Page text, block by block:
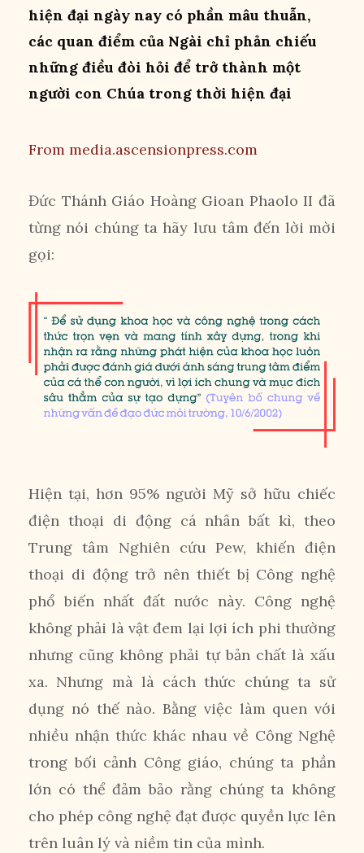
hiện đại ngày nay có phần mâu thuẫn,
các quan điểm của Ngài chỉ phản chiếu
những điều đòi hỏi để trở thành một
người con Chúa trong thời hiện đại
From media.ascensionpress.com
Đức Thánh Giáo Hoàng Gioan Phaolo II đã
từng nói chúng ta hãy lưu tâm đến lời mời
gọi:
Hiện tại, hơn 95% người Mỹ sở hữu chiếc
điện thoại di động cá nhân bất kì, theo
Trung tâm Nghiên cứu Pew, khiến điện
thoại di động trở nên thiết bị Công nghệ
phổ biến nhất đất nước này. Công nghệ
không phải là vật đem lại lợi ích phi thường
nhưng cũng không phải tự bản chất là xấu
xa. Nhưng mà là cách thức chúng ta sử
dụng nó thế nào. Bằng việc làm quen với
nhiều nhận thức khác nhau về Công Nghệ
trong bối cảnh Công giáo, chúng ta phần
lớn có thể đảm bảo rằng chúng ta không
cho phép công nghệ đạt được quyền lực lên
trên luân lý và niềm tin của mình.